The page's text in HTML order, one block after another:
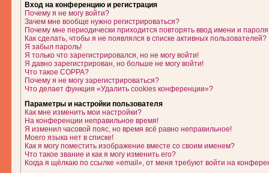
Вход на конференцию и регистрация
Почему я не могу войти?
Зачем мне вообще нужно регистрироваться?
Почему мне периодически приходится повторять ввод имени и
Как сделать, чтобы я не появлялся в списке активных пользователей?
Я забыл пароль!
Я только что зарегистрировался, но не могу войти!
Я давно зарегистрирован, но больше не могу войти!
Что такое COPPA?
Почему я не могу зарегистрироваться?
Что делает функция «Удалить cookies конференции»?
Параметры и настройки пользователя
Как мне изменить мои настройки?
На конференции неправильное время!
Я изменил часовой пояс, но время всё равно неправильное!
Моего языка нет в списке!
Как я могу поместить изображение вместе со своим именем?
Что такое звание и как я могу изменить его?
Когда я щёлкаю по ссылке «email», от меня требуют войти на